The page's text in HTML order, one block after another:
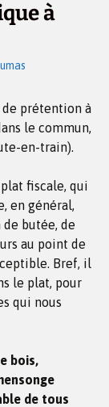
à
de prétention à
le commun,
en-train).
fiscale, qui
en général,
de butée, de
au point de
Bref, il
le plat, pour
qui nous
bois,
de tous